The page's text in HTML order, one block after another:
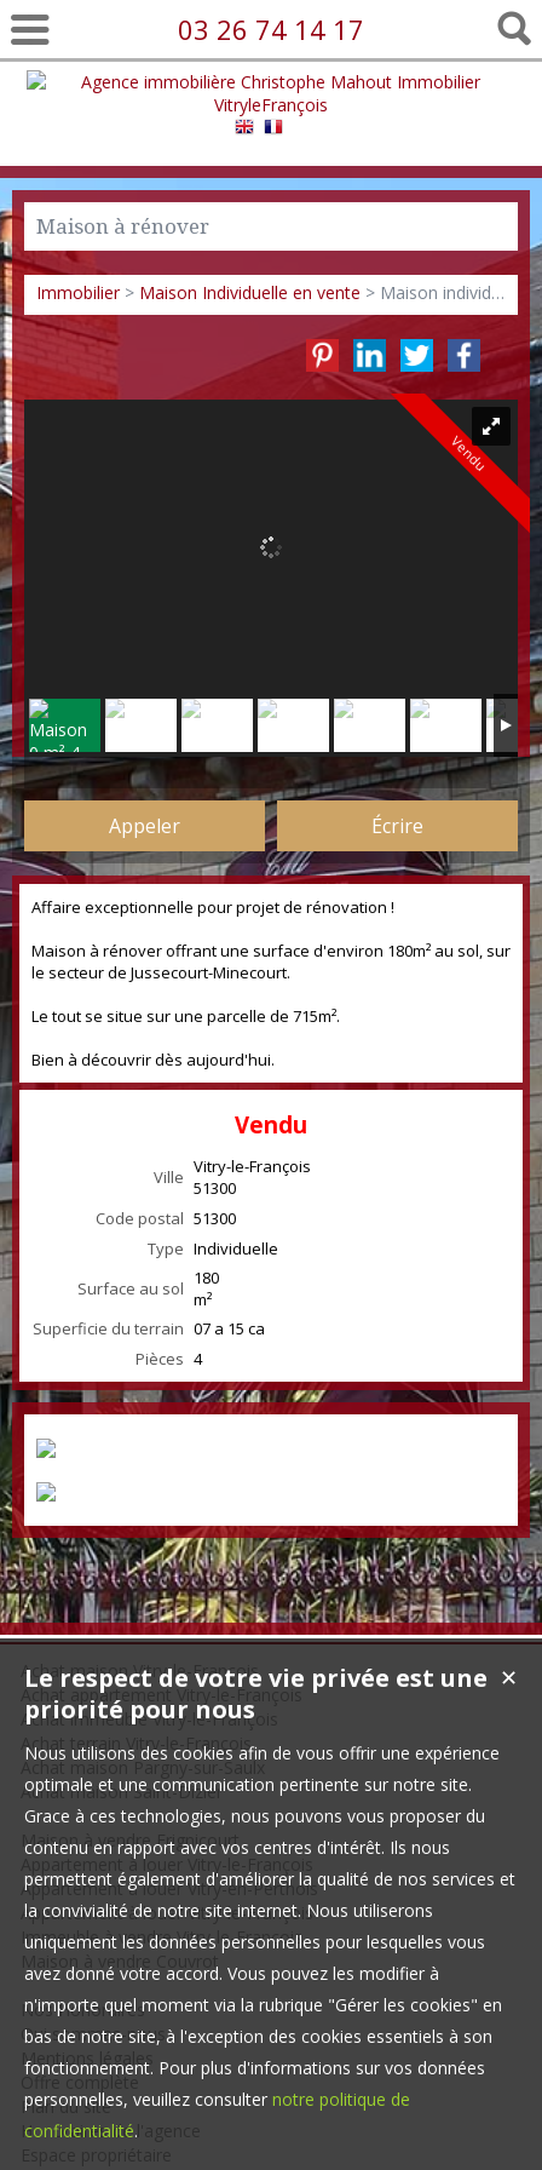
03 26 74 14 17
Maison à rénover
Immobilier> Maison Individuelle en vente > Maison individuelle 2628
Vendu
Appeler Écrire
Affaire exceptionnelle pour projet de rénovation !
Maison à rénover offrant une surface d'environ 180m² au sol, sur
le secteur de Jussecourt-Minecourt.
Le tout se situe sur une parcelle de 715m².
Bien à découvrir dès aujourd'hui.
Vendu
Ville Vitry-le-François
51300
Code postal 51300
Type Individuelle
Surface au sol 180
m²
Superficie du terrain 07 a 15 ca
Pièces 4
Achat maison Vitry-le-François
Achat appartement Vitry-le-François
Achat immeuble Vitry-le-François
Achat terrain Vitry-le-François
Achat maison Pargny-sur-Saulx
Achat maison Saint-Dizier
Maison à vendre Frignicourt
Appartement à louer Vitry-le-François
Appartement à louer Vitry-en-Perthois
Appartement à louer Vitry-le-François
Immeuble à vendre Vitry-le-François
Maison à vendre Couvrot
Nos Honoraires
Qui sommes-nous
Mentions légales
Offre complète
Plan du site
Honoraires de l'agence
✕
Le respect de votre vie privée est une
priorité pour nous
Nous utilisons des cookies afin de vous offrir une expérience
optimale et une communication pertinente sur notre site.
Grace à ces technologies, nous pouvons vous proposer du
contenu en rapport avec vos centres d'intérêt. Ils nous
permettent également d'améliorer la qualité de nos services et
la convivialité de notre site internet. Nous utiliserons
uniquement les données personnelles pour lesquelles vous
avez donné votre accord. Vous pouvez les modifier à
n'importe quel moment via la rubrique "Gérer les cookies" en
bas de notre site, à l'exception des cookies essentiels à son
fonctionnement. Pour plus d'informations sur vos données
personnelles, veuillez consulter notre politique de
confidentialité.